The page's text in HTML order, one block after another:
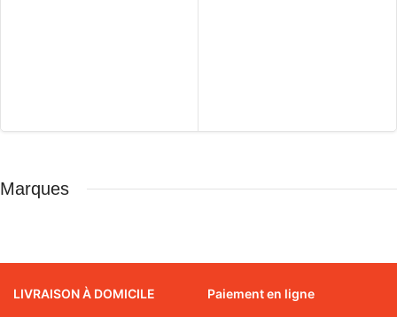
Marques
LIVRAISON À DOMICILE Paiement en ligne